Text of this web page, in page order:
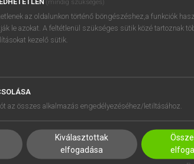
SÚGÓ
RÓLUNK
SÜTI BEÁLLÍTÁSOK
(mindig szükséges)
az oldalunkon történő böngészéshez,a funkciók
le azokat. A feltétlenül szükséges sütik közé tartoznak
kezelő sütik.
az összes alkalmazás engedélyezéséhez/letiltásához.
Kiválasztottak
elfogadása